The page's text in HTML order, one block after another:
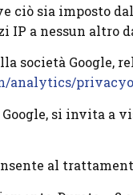
ciò sia imposto
a nessun altro
società Google,
analytics/
si invita a
al